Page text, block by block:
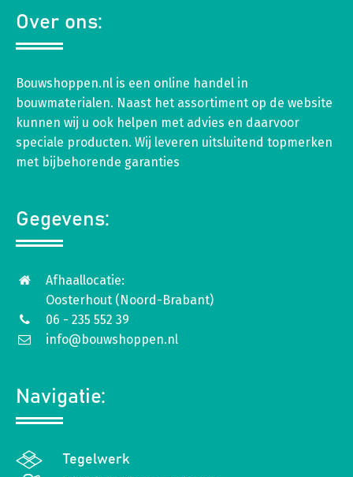
Over ons:
Bouwshoppen.nl is een online handel in
bouwmaterialen. Naast het assortiment op de website
kunnen wij u ook helpen met advies en daarvoor
speciale producten. Wij leveren uitsluitend topmerken
met bijbehorende garanties
Gegevens:
Afhaallocatie:
Oosterhout (Noord-Brabant)
06 - 235 552 39
info@bouwshoppen.nl
Navigatie:
Tegelwerk